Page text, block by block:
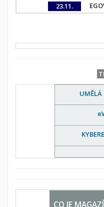
23.11.
UMĚLÁ
CO JE